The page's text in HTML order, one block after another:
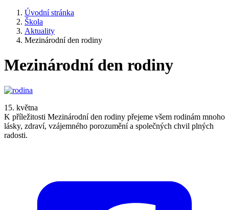
Úvodní stránka
Škola
Aktuality
Mezinárodní den rodiny
Mezinárodní den rodiny
15. května
K příležitosti Mezinárodní den rodiny přejeme všem rodinám mnoho
lásky, zdraví, vzájemného porozumění a společných chvil plných
radosti.